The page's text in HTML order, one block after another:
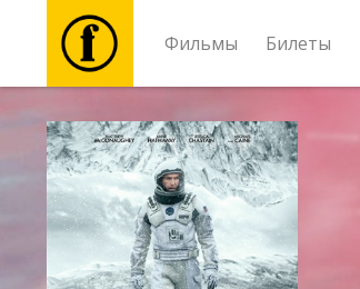
Фильмы Билеты
Фильмы
Билеты
Культура